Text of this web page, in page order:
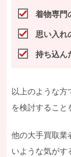
着物専門
思い入れ
持ち込ん
以上のような方
を検討すること
他の大手買取業
いような気がす